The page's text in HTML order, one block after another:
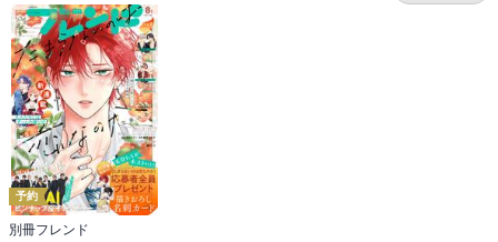
予約
別冊フレンド